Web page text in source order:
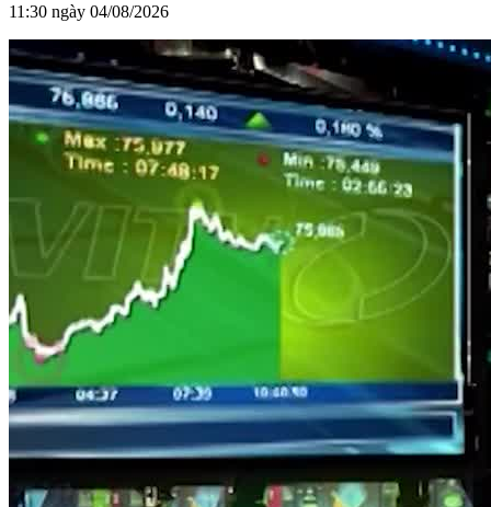
11:30 ngày 04/08/2026